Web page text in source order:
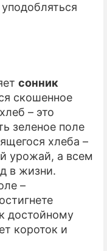
О ПРОЕКТЕ
cонник
скошенное
– это
зеленое поле
хлеба –
урожай, а всем
в жизни.
–
достойному
короток и